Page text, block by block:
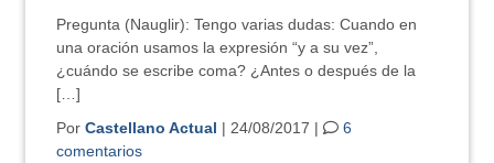
Pregunta (Nauglir): Tengo varias dudas: Cuando en
una oración usamos la expresión “y a su vez”,
¿cuándo se escribe coma? ¿Antes o después de la
[…]
PorCastellano Actual | 24/08/2017 |
6
comentarios